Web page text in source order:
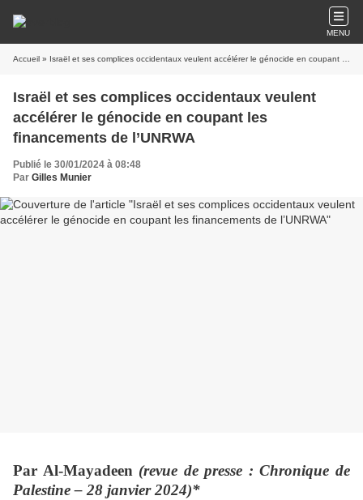
MENU
Accueil » Israël et ses complices occidentaux veulent accélérer le génocide en coupant les financements de l’UNRWA
Israël et ses complices occidentaux veulent
accélérer le génocide en coupant les
financements de l’UNRWA
Publié le 30/01/2024 à 08:48
Par Gilles Munier
Par Al-Mayadeen (revue de presse : Chronique de
Palestine – 28 janvier 2024)*